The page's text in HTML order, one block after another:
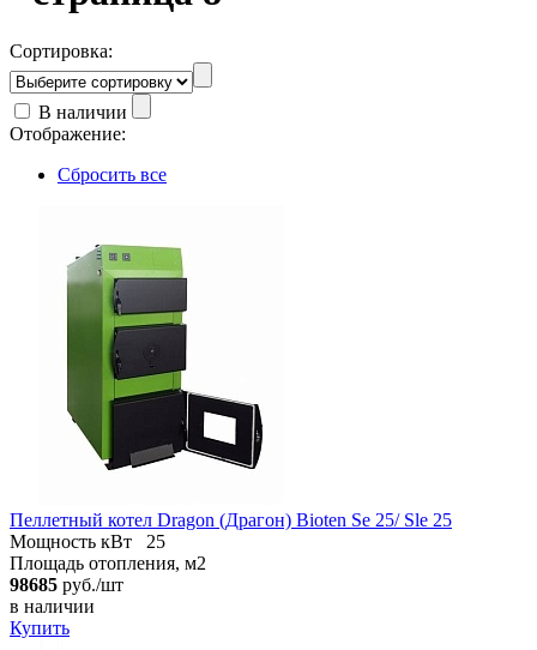
Сортировка:
В наличии
Отображение:
Сбросить все
Пеллетный котел Dragon (Драгон) Bioten Se 25/ Sle 25
Мощность кВт
25
Площадь отопления, м2
98685 руб./шт
в наличии
Купить